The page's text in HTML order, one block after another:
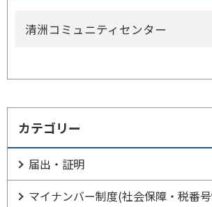
清洲コミュニティセンター
カテゴリー
届出・証明
マイナンバー制度(社会保障・税番